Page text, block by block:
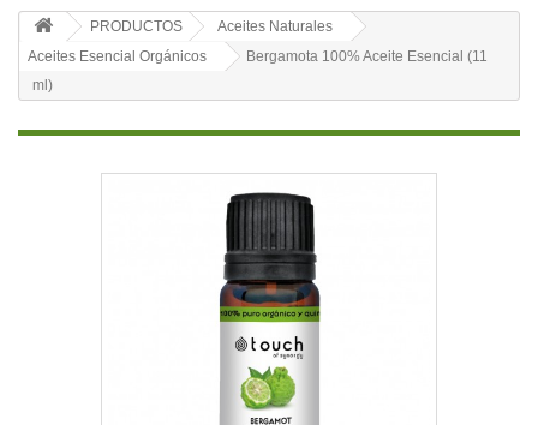
PRODUCTOS
Aceites Naturales
Aceites Esencial Orgánicos
Bergamota 100% Aceite Esencial (11
ml)